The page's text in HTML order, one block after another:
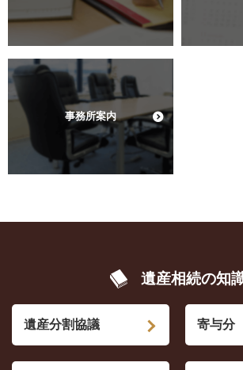
事務所案内
遺産相続の知
遺産分割協議 寄与分